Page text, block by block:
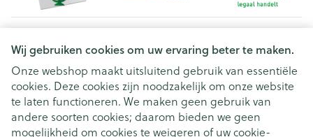
Wij gebruiken cookies om uw ervaring beter te maken.
Onze webshop maakt uitsluitend gebruik van essentiële
cookies. Deze cookies zijn noodzakelijk om onze website
te laten functioneren. We maken geen gebruik van
andere soorten cookies; daarom bieden we geen
mogelijkheid om cookies te weigeren of uw cookie-
Juridische links